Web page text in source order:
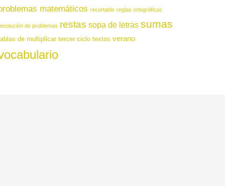
matemáticos recortable reglas ortográficas
de problemas restas sopa de letras sumas
de multiplicar tercer ciclo textos verano